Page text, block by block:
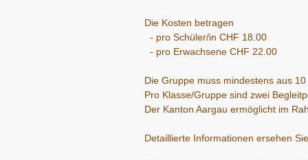
Die Kosten betragen
- pro Schüler/in CHF 18.00
- pro Erwachsene CHF 22.00
Die Gruppe muss mindestens aus
Pro Klasse/Gruppe sind zwei
Der Kanton Aargau ermöglicht im
Detaillierte Informationen ersehen